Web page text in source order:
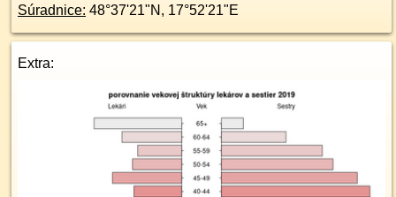
Súradnice: 48°37'21"N , 17°52'21"E
Extra: